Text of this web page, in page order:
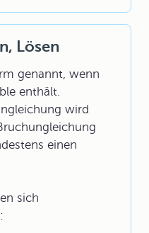
Lösen
genannt, wenn
enthält.
wird
einen
sich